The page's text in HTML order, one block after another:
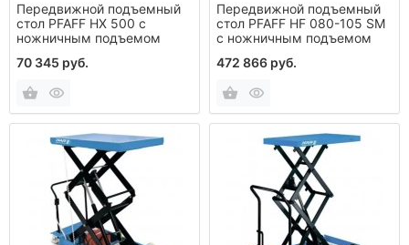
Передвижной подъемный
стол PFAFF НХ 500 с
ножничным подъемом
70 345 руб.
Передвижной подъемный
стол PFAFF HF 080-105 SM
с ножничным подъемом
472 866 руб.